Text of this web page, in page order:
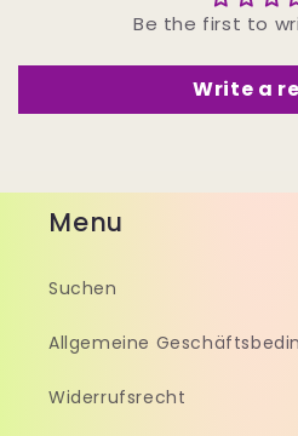
Be the first to
Write a
Menu
Suchen
Allgemeine
Widerrufsrecht